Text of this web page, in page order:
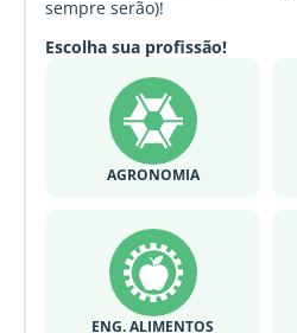
sempre serão)!
Escolha sua profissão!
AGRONOMIA
ENG. ALIMENTOS